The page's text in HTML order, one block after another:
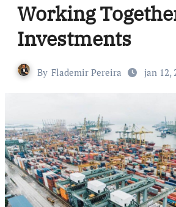
Working
Investments
By Flademir Pereira jan 12,